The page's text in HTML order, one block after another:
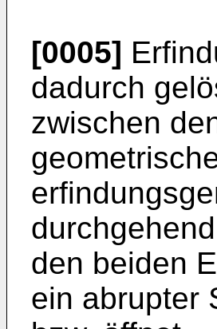
[0005]
dadurch
zwischen
den beiden
ein abrupter